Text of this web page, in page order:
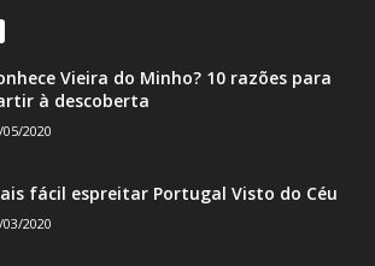
Vieira do Minho? 10 razões para
à descoberta
2020
fácil espreitar Portugal Visto do Céu
03/2020